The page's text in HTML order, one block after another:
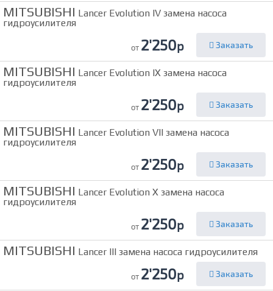
MITSUBISHI Lancer Evolution IV замена насоса
гидроусилителя
от 2'250р Заказать
MITSUBISHI Lancer Evolution IX замена насоса
гидроусилителя
от 2'250р Заказать
MITSUBISHI Lancer Evolution VII замена насоса
гидроусилителя
от 2'250р Заказать
MITSUBISHI Lancer Evolution X замена насоса
гидроусилителя
от 2'250р Заказать
MITSUBISHI Lancer III замена насоса гидроусилителя
от 2'250р Заказать